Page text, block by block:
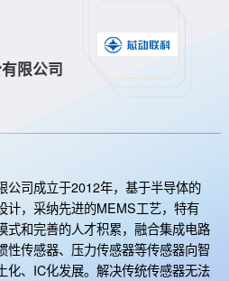
限公司
公司成立于2012年，基于半导体的
计，采纳先进的MEMS工艺，特有
式和完善的人才积累，融合集成电路
性传感器、压力传感器等传感器向智
化、IC化发展。解决传统传感器无法